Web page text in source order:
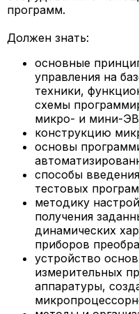
программ.
Должен знать:
основные
управления на
техники,
схемы
микро- и мини-
конструкцию
основы
способы
тестовых
методику
получения
динамических
приборов
устройство
измерительных
аппаратуры,